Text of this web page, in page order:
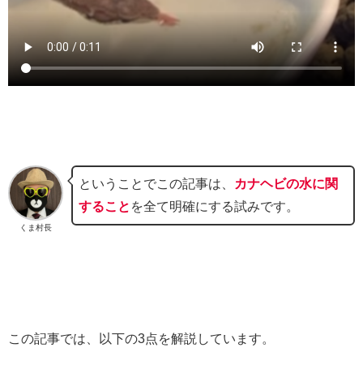
くま村長
ということでこの記事は、 カナヘビの水に関
すること を全て明確にする試みです。
この記事では、以下の3点を解説しています。